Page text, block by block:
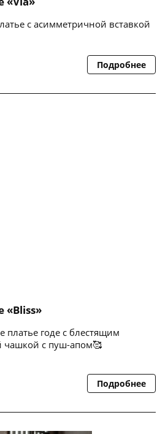
с асимметричной вставкой
Подробнее
«Bliss»
платье годе с блестящим
чашкой с пуш-апом🥰
Подробнее